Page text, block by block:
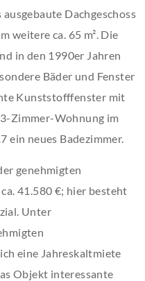
ausgebaute Dachgeschoss
weitere ca. 65 m². Die
in den 1990er Jahren
Bäder und Fenster
Kunststofffenster mit
Zimmer-Wohnung im
ein neues Badezimmer.
genehmigten
41.580 €; hier besteht
Unter
eine Jahreskaltmiete
Objekt interessante